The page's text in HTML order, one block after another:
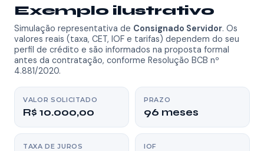
Exemplo ilustrativo
Simulação representativa de Consignado Servidor. Os
valores reais (taxa, CET, IOF e tarifas) dependem do seu
perfil de crédito e são informados na proposta formal
antes da contratação, conforme Resolução BCB nº
4.881/2020.
VALOR SOLICITADO
R$ 10.000,00
PRAZO
96 meses
TAXA DE JUROS IOF